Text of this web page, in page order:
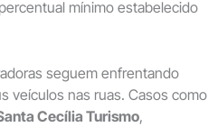
mínimo estabelecido
seguem enfrentando
veículos nas ruas. Casos como
Cecília Turismo,